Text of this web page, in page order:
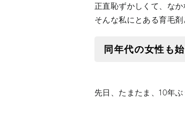
正直恥ずかしくて、な
そんな私にとある育毛剤
同年代の女性も
先日、たまたま、10年